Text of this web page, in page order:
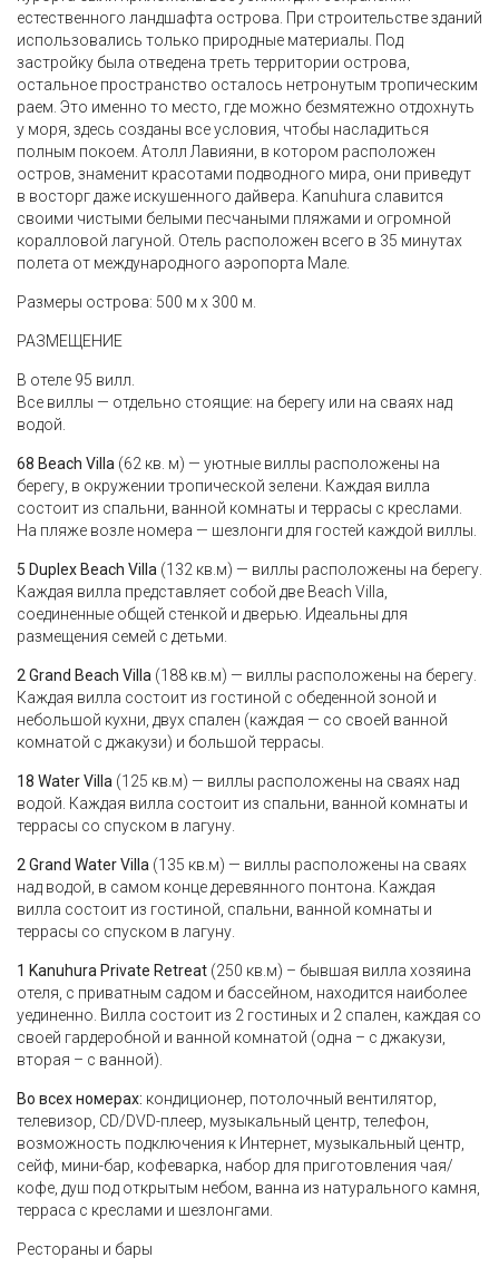
естественного ландшафта острова. При строительстве зданий
использовались только природные материалы. Под
застройку была отведена треть территории острова,
остальное пространство осталось нетронутым тропическим
раем. Это именно то место, где можно безмятежно отдохнуть
у моря, здесь созданы все условия, чтобы насладиться
полным покоем. Атолл Лавияни, в котором расположен
остров, знаменит красотами подводного мира, они приведут
в восторг даже искушенного дайвера. Kanuhura славится
своими чистыми белыми песчаными пляжами и огромной
коралловой лагуной. Отель расположен всего в 35 минутах
полета от международного аэропорта Мале.
Размеры острова: 500 м х 300 м.
РАЗМЕЩЕНИЕ
В отеле 95 вилл.
Все виллы — отдельно стоящие: на берегу или на сваях над
водой.
68 Beach Villa (62 кв. м) — уютные виллы расположены на
берегу, в окружении тропической зелени. Каждая вилла
состоит из спальни, ванной комнаты и террасы с креслами.
На пляже возле номера — шезлонги для гостей каждой виллы.
5 Duplex Beach Villa (132 кв.м) — виллы расположены на берегу.
Каждая вилла представляет собой две Beach Villa,
соединенные общей стенкой и дверью. Идеальны для
размещения семей с детьми.
2 Grand Beach Villa (188 кв.м) — виллы расположены на берегу.
Каждая вилла состоит из гостиной с обеденной зоной и
небольшой кухни, двух спален (каждая — со своей ванной
комнатой с джакузи) и большой террасы.
18 Water Villa (125 кв.м) — виллы расположены на сваях над
водой. Каждая вилла состоит из спальни, ванной комнаты и
террасы со спуском в лагуну.
2 Grand Water Villa (135 кв.м) — виллы расположены на сваях
над водой, в самом конце деревянного понтона. Каждая
вилла состоит из гостиной, спальни, ванной комнаты и
террасы со спуском в лагуну.
1 Kanuhura Private Retreat (250 кв.м) – бывшая вилла хозяина
отеля, с приватным садом и бассейном, находится наиболее
уединенно. Вилла состоит из 2 гостиных и 2 спален, каждая со
своей гардеробной и ванной комнатой (одна – с джакузи,
вторая – с ванной).
Во всех номерах: кондиционер, потолочный вентилятор,
телевизор, CD/DVD-плеер, музыкальный центр, телефон,
возможность подключения к Интернет, музыкальный центр,
сейф, мини-бар, кофеварка, набор для приготовления чая/
кофе, душ под открытым небом, ванна из натурального камня,
терраса с креслами и шезлонгами.
Рестораны и бары